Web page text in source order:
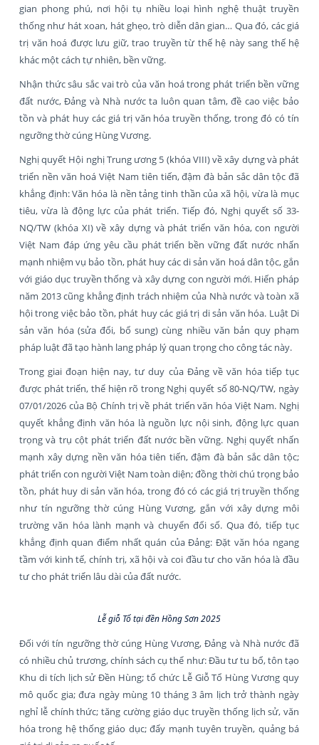
gian phong phú, nơi hội tụ nhiều loại hình nghệ thuật truyền
thống như hát xoan, hát ghẹo, trò diễn dân gian… Qua đó, các giá
trị văn hoá được lưu giữ, trao truyền từ thế hệ này sang thế hệ
khác một cách tự nhiên, bền vững.
Nhận thức sâu sắc vai trò của văn hoá trong phát triển bền vững
đất nước, Đảng và Nhà nước ta luôn quan tâm, đề cao việc bảo
tồn và phát huy các giá trị văn hóa truyền thống, trong đó có tín
ngưỡng thờ cúng Hùng Vương.
Nghị quyết Hội nghị Trung ương 5 (khóa VIII) về xây dựng và phát
triển nền văn hoá Việt Nam tiên tiến, đậm đà bản sắc dân tộc đã
khẳng định: Văn hóa là nền tảng tinh thần của xã hội, vừa là mục
tiêu, vừa là động lực của phát triển. Tiếp đó, Nghị quyết số 33-
NQ/TW (khóa XI) về xây dựng và phát triển văn hóa, con người
Việt Nam đáp ứng yêu cầu phát triển bền vững đất nước nhấn
mạnh nhiệm vụ bảo tồn, phát huy các di sản văn hoá dân tộc, gắn
với giáo dục truyền thống và xây dựng con người mới. Hiến pháp
năm 2013 cũng khẳng định trách nhiệm của Nhà nước và toàn xã
hội trong việc bảo tồn, phát huy các giá trị di sản văn hóa. Luật Di
sản văn hóa (sửa đổi, bổ sung) cùng nhiều văn bản quy phạm
pháp luật đã tạo hành lang pháp lý quan trọng cho công tác này.
Trong giai đoạn hiện nay, tư duy của Đảng về văn hóa tiếp tục
được phát triển, thể hiện rõ trong Nghị quyết số 80-NQ/TW, ngày
07/01/2026 của Bộ Chính trị về phát triển văn hóa Việt Nam. Nghị
quyết khẳng định văn hóa là nguồn lực nội sinh, động lực quan
trọng và trụ cột phát triển đất nước bền vững. Nghị quyết nhấn
mạnh xây dựng nền văn hóa tiên tiến, đậm đà bản sắc dân tộc;
phát triển con người Việt Nam toàn diện; đồng thời chú trọng bảo
tồn, phát huy di sản văn hóa, trong đó có các giá trị truyền thống
như tín ngưỡng thờ cúng Hùng Vương, gắn với xây dựng môi
trường văn hóa lành mạnh và chuyển đổi số. Qua đó, tiếp tục
khẳng định quan điểm nhất quán của Đảng: Đặt văn hóa ngang
tầm với kinh tế, chính trị, xã hội và coi đầu tư cho văn hóa là đầu
tư cho phát triển lâu dài của đất nước.
Lễ giỗ Tổ tại đền Hồng Sơn 2025
Đối với tín ngưỡng thờ cúng Hùng Vương, Đảng và Nhà nước đã
có nhiều chủ trương, chính sách cụ thể như: Đầu tư tu bổ, tôn tạo
Khu di tích lịch sử Đền Hùng; tổ chức Lễ Giỗ Tổ Hùng Vương quy
mô quốc gia; đưa ngày mùng 10 tháng 3 âm lịch trở thành ngày
nghỉ lễ chính thức; tăng cường giáo dục truyền thống lịch sử, văn
hóa trong hệ thống giáo dục; đẩy mạnh tuyên truyền, quảng bá